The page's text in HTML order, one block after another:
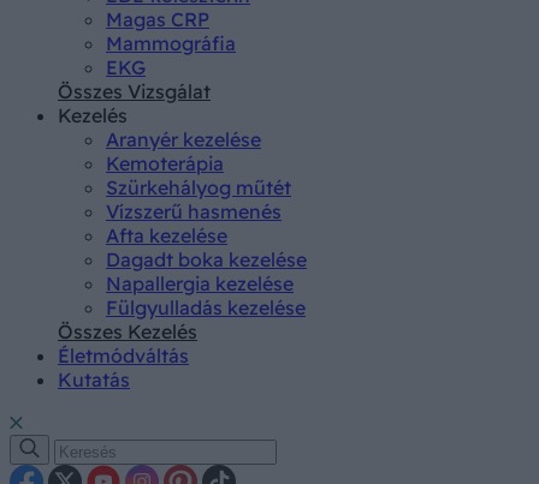
Magas CRP
Mammográfia
EKG
Összes Vizsgálat
Kezelés
Aranyér kezelése
Kemoterápia
Szürkehályog műtét
Vízszerű hasmenés
Afta kezelése
Dagadt boka kezelése
Napallergia kezelése
Fülgyulladás kezelése
Összes Kezelés
Életmódváltás
Kutatás